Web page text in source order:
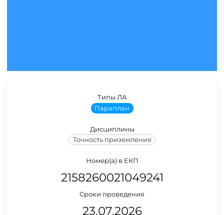
Типы ЛА
Параплан
Дисциплины
Точность приземления
Номер(а) в ЕКП
2158260021049241
Сроки проведения
23.07.2026